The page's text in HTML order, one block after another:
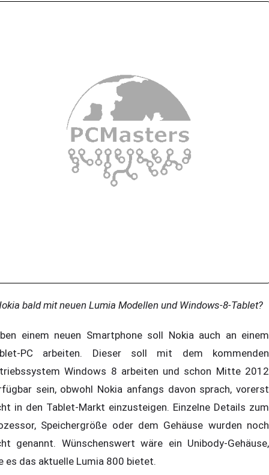
bald mit neuen Lumia Modellen und Windows-8-Tablet?
einem neuen Smartphone soll Nokia auch an einem
PC arbeiten. Dieser soll mit dem kommenden
Windows 8 arbeiten und schon Mitte 2012
sein, obwohl Nokia anfangs davon sprach, vorerst
in den Tablet-Markt einzusteigen. Einzelne Details zum
Speichergröße oder dem Gehäuse wurden noch
genannt. Wünschenswert wäre ein Unibody-Gehäuse,
es das aktuelle Lumia 800 bietet.